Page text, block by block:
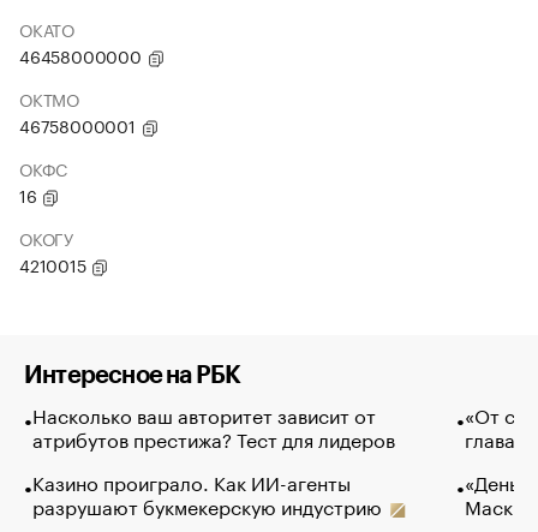
ОКАТО
46458000000
ОКТМО
46758000001
ОКФС
16
ОКОГУ
4210015
Интересное на РБК
Насколько ваш авторитет зависит от
атрибутов престижа? Тест для лидеров
Казино проиграло. Как ИИ-агенты
разрушают букмекерскую индустрию
«От
глава
Маск в